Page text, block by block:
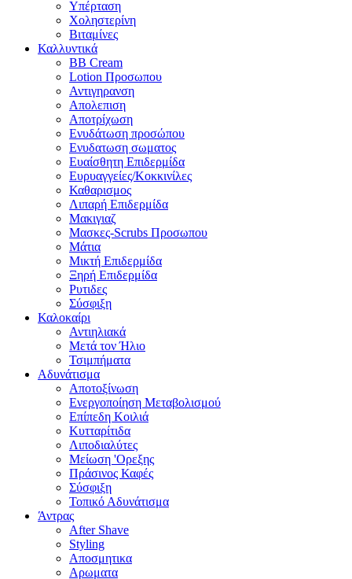
Υπέρταση
Χοληστερίνη
Βιταμίνες
Καλλυντικά
BB Cream
Lotion Προσωπου
Αντιγηρανση
Απολεπιση
Αποτρίχωση
Ενυδάτωση προσώπου
Ενυδατωση σωματος
Ευαίσθητη Επιδερμίδα
Ευρυαγγείες/Κοκκινίλες
Καθαρισμος
Λιπαρή Επιδερμίδα
Μακιγιαζ
Μασκες-Scrubs Προσωπου
Μάτια
Μικτή Επιδερμίδα
Ξηρή Επιδερμίδα
Ρυτιδες
Σύσφιξη
Καλοκαίρι
Αντιηλιακά
Μετά τον Ήλιο
Τσιμπήματα
Αδυνάτισμα
Αποτοξίνωση
Ενεργοποίηση Μεταβολισμού
Επίπεδη Κοιλιά
Κυτταρίτιδα
Λιποδιαλύτες
Μείωση 'Ορεξης
Πράσινος Καφές
Σύσφιξη
Τοπικό Αδυνάτισμα
Άντρας
After Shave
Styling
Αποσμητικα
Αρωματα